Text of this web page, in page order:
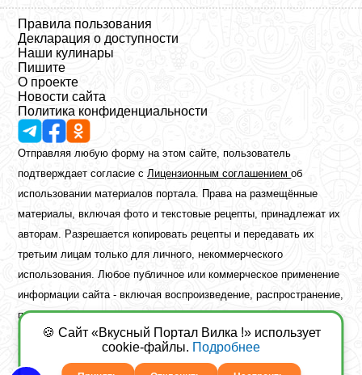
Правила пользования
Декларация о доступности
Наши кулинары
Пишите
О проекте
Новости сайта
Политика конфиденциальности
Отправляя любую форму на этом сайте, пользователь
подтверждает согласие сЛицензионным соглашениемоб
использовании материалов портала. Права на размещённые
материалы, включая фото и текстовые рецепты, принадлежат их
авторам. Разрешается копировать рецепты и передавать их
третьим лицам только для личного, некоммерческого
использования. Любое публичное или коммерческое применение
информации сайта - включая воспроизведение, распространение,
публикацию или обработку - возможно лишь при наличии
предварительного письменного разрешения правообладателя.
Copyright ©2026 Вкусный Портал Вилка
🍪 Сайт «Вкусный Портал Вилка !» использует
cookie-файлы. Подробнее